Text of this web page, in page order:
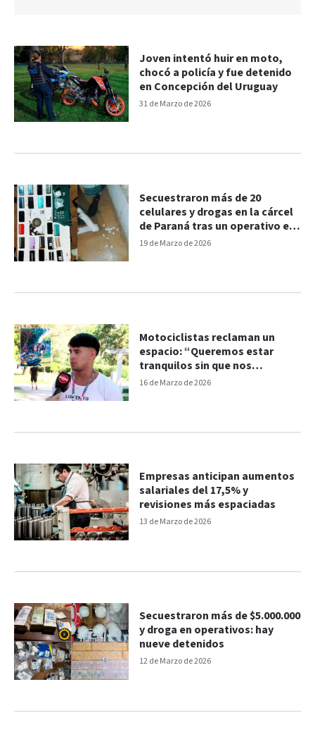
31 de Marzo de 2026
Joven intentó huir en moto,
chocó a policía y fue detenido
en Concepción del Uruguay
19 de Marzo de 2026
Secuestraron más de 20
celulares y drogas en la cárcel
de Paraná tras un operativo en
la madrugada
16 de Marzo de 2026
Motociclistas reclaman un
espacio: “Queremos estar
tranquilos sin que nos
molesten”
13 de Marzo de 2026
Empresas anticipan aumentos
salariales del 17,5% y
revisiones más espaciadas
12 de Marzo de 2026
Secuestraron más de $5.000.000
y droga en operativos: hay
nueve detenidos